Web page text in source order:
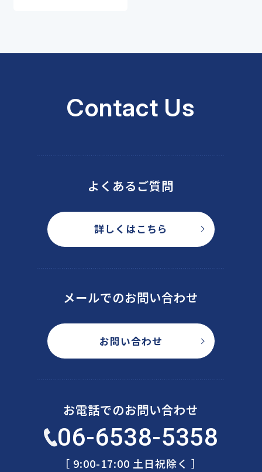
Contact Us
よくあるご質問
詳しくはこちら
メールでのお問い合わせ
お問い合わせ
お電話でのお問い合わせ
06-6538-5358
［ 9:00-17:00 土日祝除く ］